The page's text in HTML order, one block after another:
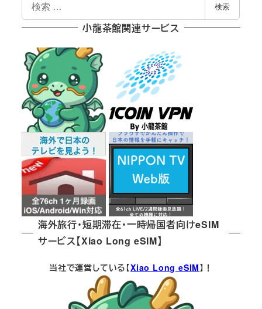
索
検索
小龍茶館関連サービス
海外旅行・短期滞在・一時帰国者向けeSIM
サービス【Xiao Long eSIM】
当社で運営している【Xiao Long eSIM】！